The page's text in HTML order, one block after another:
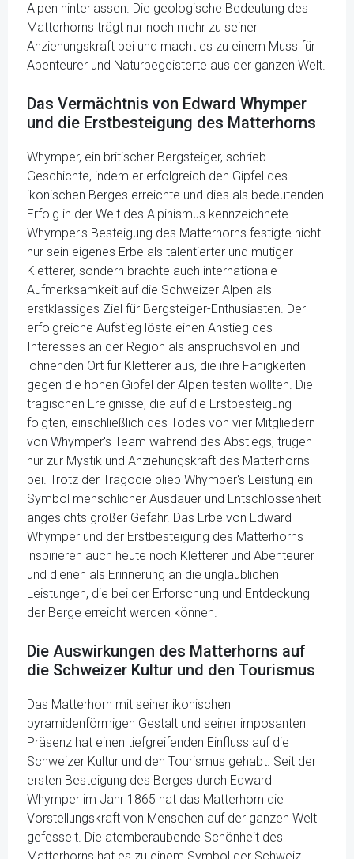
Alpen hinterlassen. Die geologische Bedeutung des
Matterhorns trägt nur noch mehr zu seiner
Anziehungskraft bei und macht es zu einem Muss für
Abenteurer und Naturbegeisterte aus der ganzen Welt.
Das Vermächtnis von Edward Whymper
und die Erstbesteigung des Matterhorns
Whymper, ein britischer Bergsteiger, schrieb
Geschichte, indem er erfolgreich den Gipfel des
ikonischen Berges erreichte und dies als bedeutenden
Erfolg in der Welt des Alpinismus kennzeichnete.
Whymper's Besteigung des Matterhorns festigte nicht
nur sein eigenes Erbe als talentierter und mutiger
Kletterer, sondern brachte auch internationale
Aufmerksamkeit auf die Schweizer Alpen als
erstklassiges Ziel für Bergsteiger-Enthusiasten. Der
erfolgreiche Aufstieg löste einen Anstieg des
Interesses an der Region als anspruchsvollen und
lohnenden Ort für Kletterer aus, die ihre Fähigkeiten
gegen die hohen Gipfel der Alpen testen wollten. Die
tragischen Ereignisse, die auf die Erstbesteigung
folgten, einschließlich des Todes von vier Mitgliedern
von Whymper's Team während des Abstiegs, trugen
nur zur Mystik und Anziehungskraft des Matterhorns
bei. Trotz der Tragödie blieb Whymper's Leistung ein
Symbol menschlicher Ausdauer und Entschlossenheit
angesichts großer Gefahr. Das Erbe von Edward
Whymper und der Erstbesteigung des Matterhorns
inspirieren auch heute noch Kletterer und Abenteurer
und dienen als Erinnerung an die unglaublichen
Leistungen, die bei der Erforschung und Entdeckung
der Berge erreicht werden können.
Die Auswirkungen des Matterhorns auf
die Schweizer Kultur und den Tourismus
Das Matterhorn mit seiner ikonischen
pyramidenförmigen Gestalt und seiner imposanten
Präsenz hat einen tiefgreifenden Einfluss auf die
Schweizer Kultur und den Tourismus gehabt. Seit der
ersten Besteigung des Berges durch Edward
Whymper im Jahr 1865 hat das Matterhorn die
Vorstellungskraft von Menschen auf der ganzen Welt
gefesselt. Die atemberaubende Schönheit des